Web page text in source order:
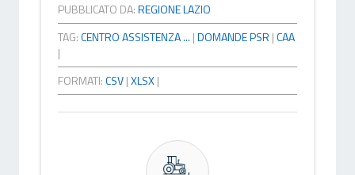
PUBBLICATO DA:REGIONE LAZIO
TAG:CENTRO ASSISTENZA ... |DOMANDE PSR |CAA
|
FORMATI:CSV|XLSX|